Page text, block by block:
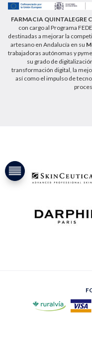
FARMACIA QUINTALEGRE
con cargo al Programa
destinadas a mejorar la
artesano en Andalucía en su
trabajadoras autónomas y
su grado de
transformación digital, la
así como el impulso de